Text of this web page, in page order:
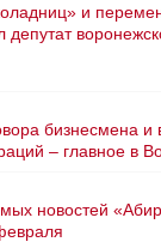
и
депутат
бизнесмена и
– главное в
новостей